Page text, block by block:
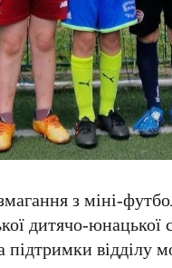
з міні-
дитячо-юнацької
відділу